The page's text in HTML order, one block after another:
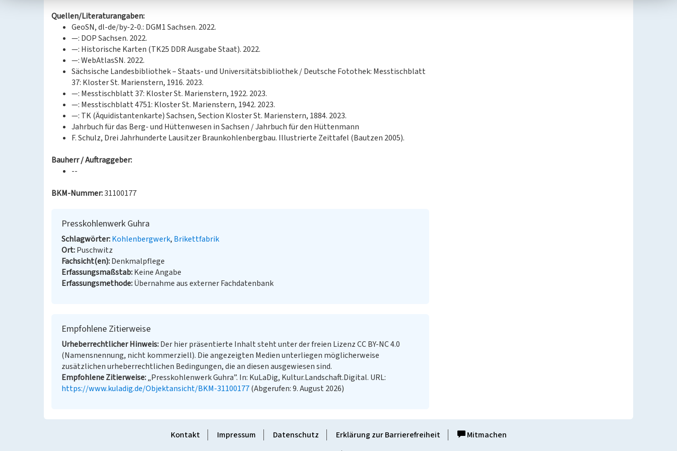
Quellen/Literaturangaben:
GeoSN, dl-de/by-2-0.: DGM1 Sachsen. 2022.
—: DOP Sachsen. 2022.
—: Historische Karten (TK25 DDR Ausgabe Staat). 2022.
—: WebAtlasSN. 2022.
Sächsische Landesbibliothek – Staats- und Universitätsbibliothek / Deutsche Fotothek: Messtischblatt
37: Kloster St. Marienstern, 1916. 2023.
—: Messtischblatt 37: Kloster St. Marienstern, 1922. 2023.
—: Messtischblatt 4751: Kloster St. Marienstern, 1942. 2023.
—: TK (Äquidistantenkarte) Sachsen, Section Kloster St. Marienstern, 1884. 2023.
Jahrbuch für das Berg- und Hüttenwesen in Sachsen / Jahrbuch für den Hüttenmann
F. Schulz, Drei Jahrhunderte Lausitzer Braunkohlenbergbau. Illustrierte Zeittafel (Bautzen 2005).
Bauherr / Auftraggeber:
--
BKM-Nummer:31100177
Presskohlenwerk Guhra
Schlagwörter Kohlenbergwerk Brikettfabrik
Ort Puschwitz
Fachsicht(en) Denkmalpflege
Erfassungsmaßstab Keine Angabe
Erfassungsmethode Übernahme aus externer Fachdatenbank
Empfohlene Zitierweise
Urheberrechtlicher Hinweis Der hier präsentierte Inhalt steht unter der freien Lizenz CC BY-NC 4.0
(Namensnennung, nicht kommerziell). Die angezeigten Medien unterliegen möglicherweise
zusätzlichen urheberrechtlichen Bedingungen, die an diesen ausgewiesen sind.
Empfohlene Zitierweise „Presskohlenwerk Guhra”. In: KuLaDig, Kultur.Landschaft.Digital. URL:
https://www.kuladig.de/Objektansicht/BKM-31100177(Abgerufen: 9. August 2026)
Kontakt Impressum Datenschutz Erklärung zur Barrierefreiheit
Mitmachen